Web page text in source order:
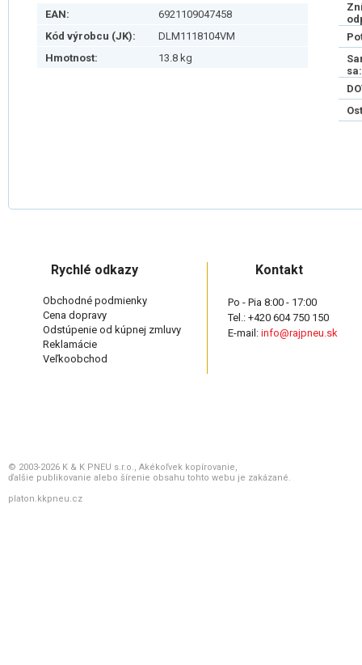
EAN:
6921109047458
Kód výrobcu (JK):
DLM1118104VM
Hmotnost:
13.8 kg
sa:
Rychlé odkazy
Obchodné podmienky
Cena dopravy
Odstúpenie od kúpnej zmluvy
Reklamácie
Veľkoobchod
Kontakt
Po - Pia 8:00 - 17:00
Tel.: +420 604 750 150
E-mail: info@rajpneu.sk
© 2003-2026 K & K PNEU s.r.o., Akékoľvek kopírovanie,
ďalšie publikovanie alebo šírenie obsahu tohto webu je zakázané.
platon.kkpneu.cz